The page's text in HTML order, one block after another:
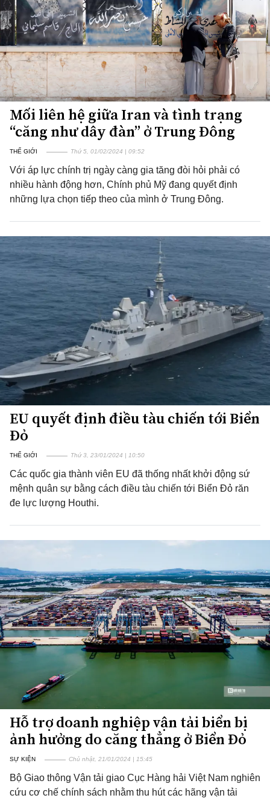
Mối liên hệ giữa Iran và tình trạng
“căng như dây đàn” ở Trung Đông
THẾ GIỚI Thứ 5, 01/02/2024 | 09:52
Với áp lực chính trị ngày càng gia tăng đòi hỏi phải có
nhiều hành động hơn, Chính phủ Mỹ đang quyết định
những lựa chọn tiếp theo của mình ở Trung Đông.
EU quyết định điều tàu chiến tới Biển
Đỏ
THẾ GIỚI Thứ 3, 23/01/2024 | 10:50
Các quốc gia thành viên EU đã thống nhất khởi động sứ
mệnh quân sự bằng cách điều tàu chiến tới Biển Đỏ răn
đe lực lượng Houthi.
Hỗ trợ doanh nghiệp vận tải biển bị
ảnh hưởng do căng thẳng ở Biển Đỏ
SỰ KIỆN Chủ nhật, 21/01/2024 | 15:45
Bộ Giao thông Vận tải giao Cục Hàng hải Việt Nam nghiên
cứu cơ chế chính sách nhằm thu hút các hãng vận tải